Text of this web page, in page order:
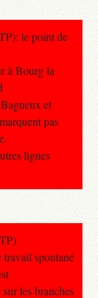
le point de
à Bourg la
et
pas
lignes
spontané
les branches